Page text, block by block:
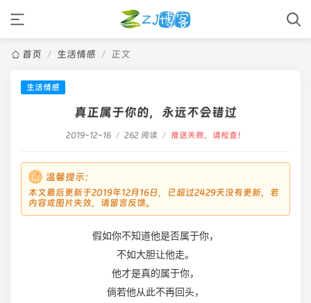
首页 / 生活情感 / 正文
生活情感
真正属于你的，永远不会错过
2019-12-16 / 262 阅读 / 推送失败，请检查！
温馨提示：
本文最后更新于2019年12月16日，已超过2429天没有更新，若
内容或图片失效，请留言反馈。
假如你不知道他是否属于你，
不如大胆让他走。
他才是真的属于你，
倘若他从此不再回头，